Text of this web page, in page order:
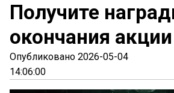
Получите
окончания
Опубликовано 2026-05-04
14:06:00